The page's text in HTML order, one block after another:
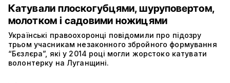
Катували плоскогубцями, шуруповертом,
молотком і садовими ножицями
Українські правоохоронці повідомили про підозру
трьом учасникам незаконного збройного формування
“Бєзлєра”, які у 2014 році могли жорстоко катувати
волонтерку на Луганщині.